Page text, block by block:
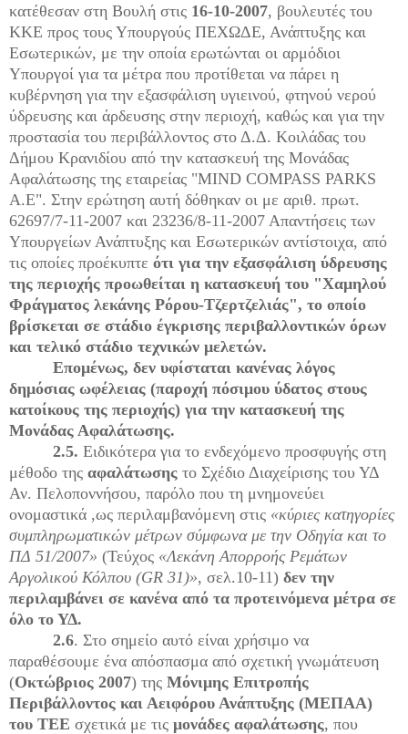
κατέθεσαν στη Βουλή στις 16-10-2007, βουλευτές του
ΚΚΕ προς τους Υπουργούς ΠΕΧΩΔΕ, Ανάπτυξης και
Εσωτερικών, με την οποία ερωτώνται οι αρμόδιοι
Υπουργοί για τα μέτρα που προτίθεται να πάρει η
κυβέρνηση για την εξασφάλιση υγιεινού, φτηνού νερού
ύδρευσης και άρδευσης στην περιοχή, καθώς και για την
προστασία του περιβάλλοντος στο Δ.Δ. Κοιλάδας του
Δήμου Κρανιδίου από την κατασκευή της Μονάδας
Αφαλάτωσης της εταιρείας "MIND COMPASS PARKS
A.E". Στην ερώτηση αυτή δόθηκαν οι με αριθ. πρωτ.
62697/7-11-2007 και 23236/8-11-2007 Απαντήσεις των
Υπουργείων Ανάπτυξης και Εσωτερικών αντίστοιχα, από
τις οποίες προέκυπτε ότι για την εξασφάλιση ύδρευσης
της περιοχής προωθείται η κατασκευή του "Χαμηλού
Φράγματος λεκάνης Ρόρου-Τζερτζελιάς", το οποίο
βρίσκεται σε στάδιο έγκρισης περιβαλλοντικών όρων
και τελικό στάδιο τεχνικών μελετών.
Επομένως, δεν υφίσταται κανένας λόγος
δημόσιας ωφέλειας (παροχή πόσιμου ύδατος στους
κατοίκους της περιοχής) για την κατασκευή της
Μονάδας Αφαλάτωσης.
2.5. Ειδικότερα για το ενδεχόμενο προσφυγής στη
μέθοδο της αφαλάτωσης το Σχέδιο Διαχείρισης του ΥΔ
Αν. Πελοποννήσου, παρόλο που τη μνημονεύει
ονομαστικά ,ως περιλαμβανόμενη στις «κύριες κατηγορίες
συμπληρωματικών μέτρων σύμφωνα με την Οδηγία και το
ΠΔ 51/2007» (Τεύχος «Λεκάνη Απορροής Ρεμάτων
Αργολικού Κόλπου (GR 31)», σελ.10-11) δεν την
περιλαμβάνει σε κανένα από τα προτεινόμενα μέτρα σε
όλο το ΥΔ.
2.6. Στο σημείο αυτό είναι χρήσιμο να
παραθέσουμε ένα απόσπασμα από σχετική γνωμάτευση
(Οκτώβριος 2007) της Μόνιμης Επιτροπής
Περιβάλλοντος και Αειφόρου Ανάπτυξης (ΜΕΠΑΑ)
του ΤΕΕ σχετικά με τις μονάδες αφαλάτωσης, που